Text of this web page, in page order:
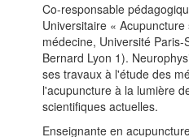
Co-responsable
Universitaire «
médecine, Université
Bernard Lyon 1).
ses travaux à l'étude des
l'acupuncture à la lumière
scientifiques actuelles.
Enseignante en